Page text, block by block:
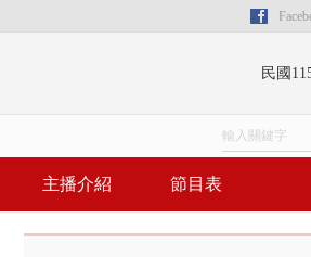
民國
主播介紹 節目表